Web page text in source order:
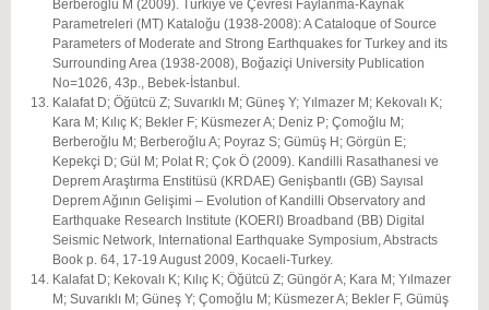
Berberoğlu M (2009). Türkiye ve Çevresi Faylanma-Kaynak
Parametreleri (MT) Kataloğu (1938-2008): A Cataloque of Source
Parameters of Moderate and Strong Earthquakes for Turkey and its
Surrounding Area (1938-2008), Boğaziçi University Publication
No=1026, 43p., Bebek-İstanbul.
Kalafat D; Öğütcü Z; Suvarıklı M; Güneş Y; Yılmazer M; Kekovalı K;
Kara M; Kılıç K; Bekler F; Küsmezer A; Deniz P; Çomoğlu M;
Berberoğlu M; Berberoğlu A; Poyraz S; Gümüş H; Görgün E;
Kepekçi D; Gül M; Polat R; Çok Ö (2009). Kandilli Rasathanesi ve
Deprem Araştırma Enstitüsü (KRDAE) Genişbantlı (GB) Sayısal
Deprem Ağının Gelişimi – Evolution of Kandilli Observatory and
Earthquake Research Institute (KOERI) Broadband (BB) Digital
Seismic Network, International Earthquake Symposium, Abstracts
Book p. 64, 17-19 August 2009, Kocaeli-Turkey.
Kalafat D; Kekovalı K; Kılıç K; Öğütcü Z; Güngör A; Kara M; Yılmazer
M; Suvarıklı M; Güneş Y; Çomoğlu M; Küsmezer A; Bekler F, Gümüş